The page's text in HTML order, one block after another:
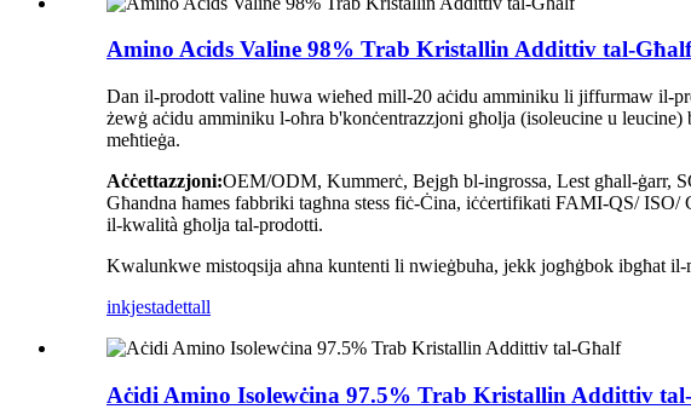
Amino Acids Valine 98% Trab Kristallin Addittiv tal-Għalf
Dan il-prodott valine huwa wieħed mill-20 aċidu amminiku li jiffurmaw il-
żewġ aċidu amminiku l-oħra b'konċentrazzjoni għolja (isoleucine u
meħtieġa.
Aċċettazzjoni:OEM/ODM, Kummerċ, Bejgħ bl-ingrossa, Lest għall-ġarr,
Għandna ħames fabbriki tagħna stess fiċ-Ċina, iċċertifikati FAMI-QS/
il-kwalità għolja tal-prodotti.
Kwalunkwe mistoqsija aħna kuntenti li nwieġbuha, jekk jogħġbok ibgħat
inkjestadettall
Aċidi Amino Isolewċina 97.5% Trab Kristallin Addittiv